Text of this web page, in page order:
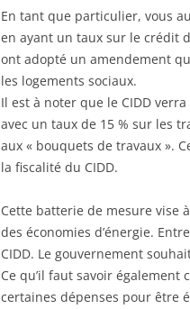
En tant que particulier, vous
en ayant un taux sur le crédit
ont adopté un amendement
les logements sociaux.
Il est à noter que le CIDD
avec un taux de 15 % sur les
aux « bouquets de travaux ».
la fiscalité du CIDD.
Cette batterie de mesure vise
des économies d’énergie.
CIDD. Le gouvernement
Ce qu’il faut savoir également
certaines dépenses pour être